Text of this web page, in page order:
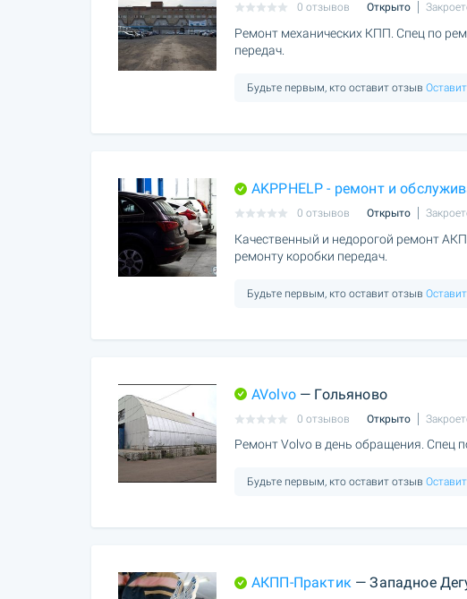
0 отзывов Открыто
Ремонт механических КПП. Спец по
передач.
Будьте первым, кто оставит отзыв
AKPPHELP - ремонт и
0 отзывов Открыто
Качественный и недорогой ремонт
ремонту коробки передач.
Будьте первым, кто оставит отзыв
AVolvo— Гольяново
0 отзывов Открыто
Ремонт Volvo в день обращения. Спец
Будьте первым, кто оставит отзыв
АКПП-Практик— Западное